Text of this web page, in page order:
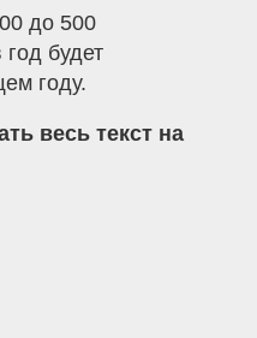
до 500
будет
году.
весь текст на